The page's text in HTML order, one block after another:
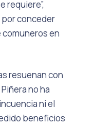
requiere”,
conceder
en
resuenan con
no ha
ni el
beneficios